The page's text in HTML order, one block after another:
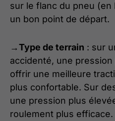
sur le flanc du pneu (en
un bon point de départ.
→Type de terrain : sur
accidenté, une
offrir une meilleure
plus confortable. Sur
une pression plus
roulement plus efficace.